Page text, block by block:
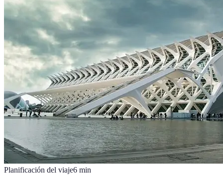
Planificación del viaje6 min